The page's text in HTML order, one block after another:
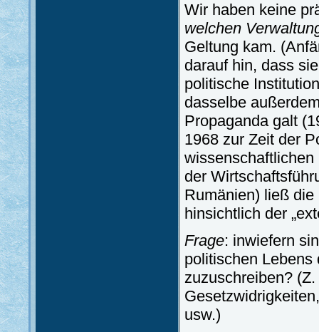
Wir haben keine
welchen
Geltung kam.
darauf hin, dass
politische
dasselbe
Propaganda galt
1968 zur Zeit der
der
Rumänien) ließ
hinsichtlich der
Frage: inwiefern
politischen Lebens
zuzuschreiben?
usw.)